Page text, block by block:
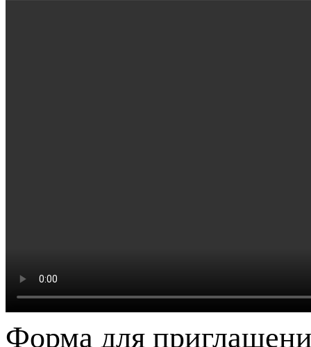
Форма для